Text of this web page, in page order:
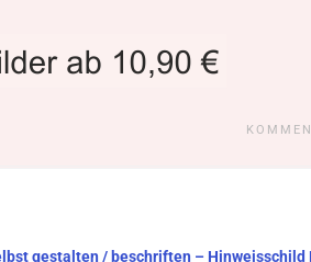
gestalten / beschriften – Hinweisschild